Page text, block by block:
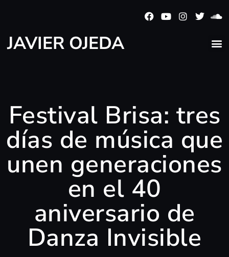
JAVIER OJEDA
Festival Brisa: tres
días de música que
unen generaciones
en el 40
aniversario de
Danza Invisible